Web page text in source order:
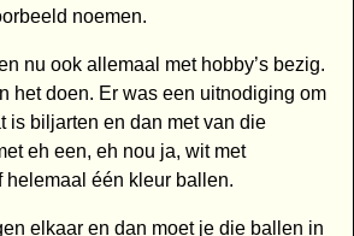
noemen.
nu ook allemaal met hobby’s bezig.
het doen. Er was een uitnodiging om
is biljarten en dan met van die
eh een, eh nou ja, wit met
één kleur ballen.
elkaar en dan moet je die ballen in